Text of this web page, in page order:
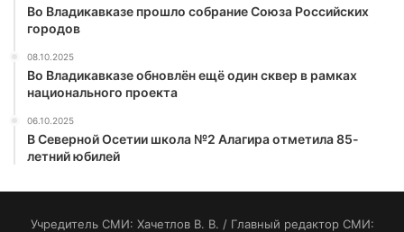
Во Владикавказе прошло собрание Союза Российских
городов
08.10.2025
Во Владикавказе обновлён ещё один сквер в рамках
национального проекта
06.10.2025
В Северной Осетии школа №2 Алагира отметила 85-
летний юбилей
Учредитель СМИ: Хaчeтлoв B. B. / Главный редактор СМИ: